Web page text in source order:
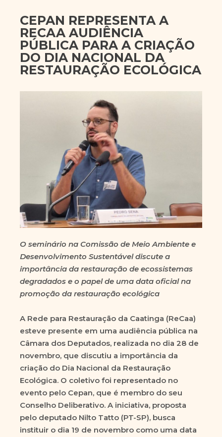
CEPAN REPRESENTA A
RECAA AUDIÊNCIA
PÚBLICA PARA A CRIAÇÃO
DO DIA NACIONAL DA
RESTAURAÇÃO ECOLÓGICA
O seminário na Comissão de Meio Ambiente e
Desenvolvimento Sustentável discute a
importância da restauração de ecossistemas
degradados e o papel de uma data oficial na
promoção da restauração ecológica
A Rede para Restauração da Caatinga (ReCaa)
esteve presente em uma audiência pública na
Câmara dos Deputados, realizada no dia 28 de
novembro, que discutiu a importância da
criação do Dia Nacional da Restauração
Ecológica. O coletivo foi representado no
evento pelo Cepan, que é membro do seu
Conselho Deliberativo. A iniciativa, proposta
pelo deputado Nilto Tatto (PT-SP), busca
instituir o dia 19 de novembro como uma data